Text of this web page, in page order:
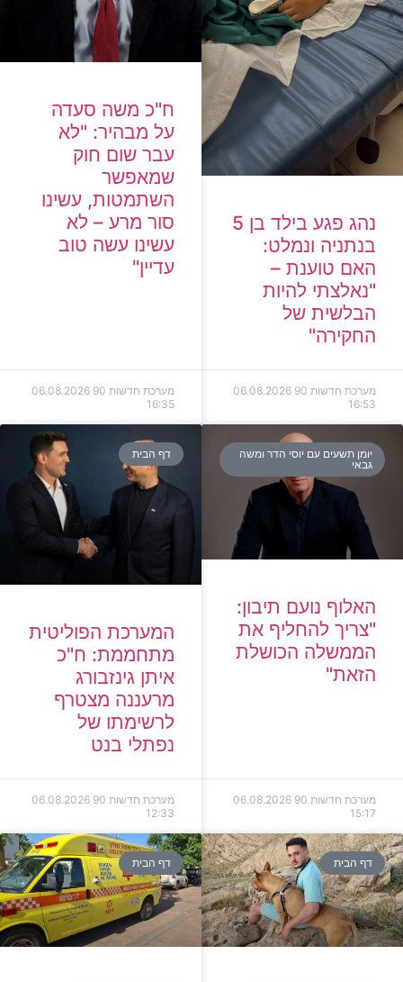
נהג פגע בילד בן 5
בנתניה ונמלט:
האם טוענת –
"נאלצתי להיות
הבלשית של
החקירה"
מערכת חדשות 90
06.08.2026
16:53
ח"כ משה סעדה
על מבהיר: "לא
עבר שום חוק
שמאפשר
השתמטות, עשינו
סור מרע – לא
עשינו עשה טוב
עדיין"
מערכת חדשות 90
06.08.2026
16:35
יומן תשעים עם יוסי הדר ומשה
גבאי
האלוף נועם תיבון:
"צריך להחליף את
הממשלה הכושלת
הזאת"
מערכת חדשות 90
06.08.2026
15:17
דף הבית
המערכת הפוליטית
מתחממת: ח"כ
איתן גינזבורג
מרעננה מצטרף
לרשימתו של
נפתלי בנט
מערכת חדשות 90
06.08.2026
12:33
דף הבית דף הבית